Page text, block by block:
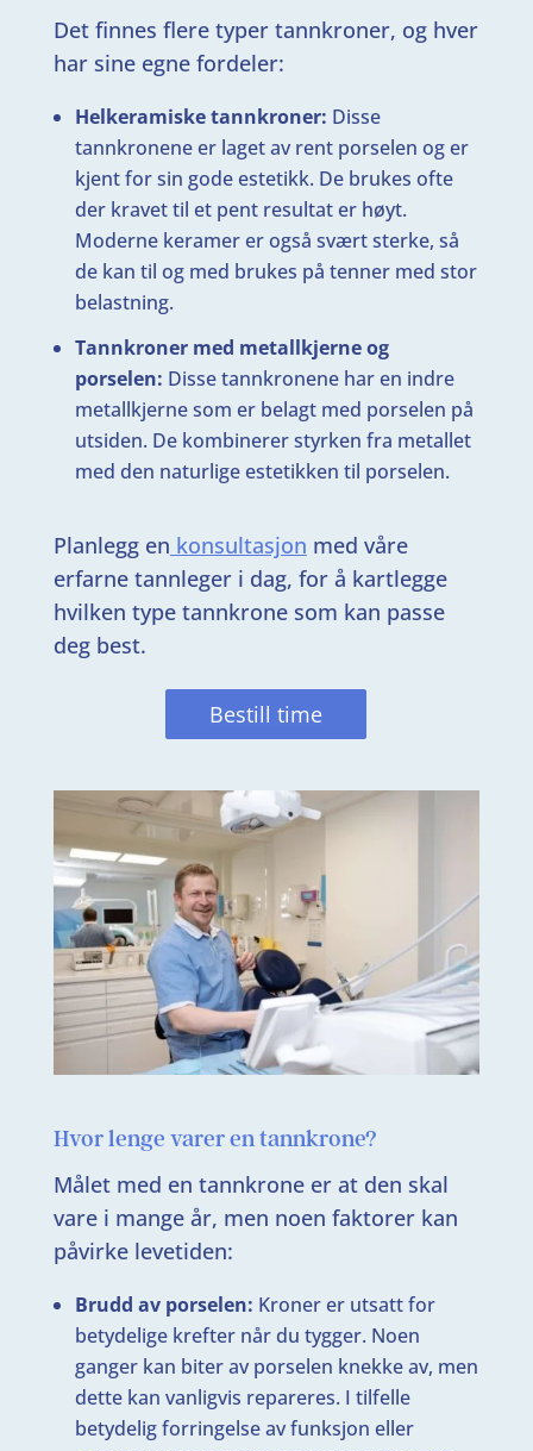
Det finnes flere typer tannkroner, og hver
har sine egne fordeler:
Helkeramiske tannkroner: Disse
tannkronene er laget av rent porselen og er
kjent for sin gode estetikk. De brukes ofte
der kravet til et pent resultat er høyt.
Moderne keramer er også svært sterke, så
de kan til og med brukes på tenner med stor
belastning.
Tannkroner med metallkjerne og
porselen: Disse tannkronene har en indre
metallkjerne som er belagt med porselen på
utsiden. De kombinerer styrken fra metallet
med den naturlige estetikken til porselen.
Planlegg en konsultasjon med våre
erfarne tannleger i dag, for å kartlegge
hvilken type tannkrone som kan passe
deg best.
Bestill time
Hvor lenge varer en tannkrone?
Målet med en tannkrone er at den skal
vare i mange år, men noen faktorer kan
påvirke levetiden:
Brudd av porselen: Kroner er utsatt for
betydelige krefter når du tygger. Noen
ganger kan biter av porselen knekke av, men
dette kan vanligvis repareres. I tilfelle
betydelig forringelse av funksjon eller